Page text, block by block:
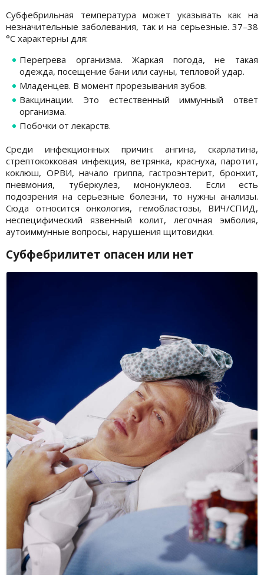
Субфебрильная температура может указывать как на
незначительные заболевания, так и на серьезные. 37–38
°С характерны для:
Перегрева организма. Жаркая погода, не такая
одежда, посещение бани или сауны, тепловой удар.
Младенцев. В момент прорезывания зубов.
Вакцинации. Это естественный иммунный ответ
организма.
Побочки от лекарств.
Среди инфекционных причин: ангина, скарлатина,
стрептококковая инфекция, ветрянка, краснуха, паротит,
коклюш, ОРВИ, начало гриппа, гастроэнтерит, бронхит,
пневмония, туберкулез, мононуклеоз. Если есть
подозрения на серьезные болезни, то нужны анализы.
Сюда относится онкология, гемобластозы, ВИЧ/СПИД,
неспецифический язвенный колит, легочная эмболия,
аутоиммунные вопросы, нарушения щитовидки.
Субфебрилитет опасен или нет